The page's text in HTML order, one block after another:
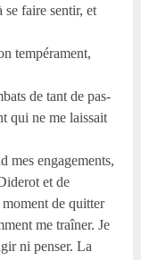
faire sentir, et
tempérament,
de tant de pas-
qui ne me laissait
mes engagements,
et de
de quitter
me traîner. Je
ni penser. La